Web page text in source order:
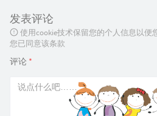
发表评论
使用cookie技术保留您的个人信息以
您已同意该条款
评论 *